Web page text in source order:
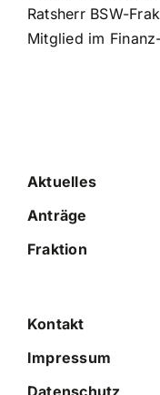
Ratsherr BSW-
Mitglied im
Aktuelles
Anträge
Fraktion
Kontakt
Impressum